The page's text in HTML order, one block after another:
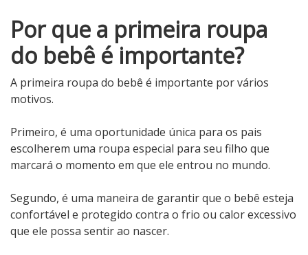
Por que a primeira roupa
do bebê é importante?
A primeira roupa do bebê é importante por vários
motivos.
Primeiro, é uma oportunidade única para os pais
escolherem uma roupa especial para seu filho que
marcará o momento em que ele entrou no mundo.
Segundo, é uma maneira de garantir que o bebê esteja
confortável e protegido contra o frio ou calor excessivo
que ele possa sentir ao nascer.